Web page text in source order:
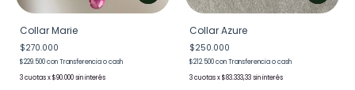
Collar Marie
$270.000
$229.500conTransferencia o cash
3
x$90.000sin interés
Collar Azure
$250.000
$212.500conTransferencia o cash
3
x$83.333,33sin interés